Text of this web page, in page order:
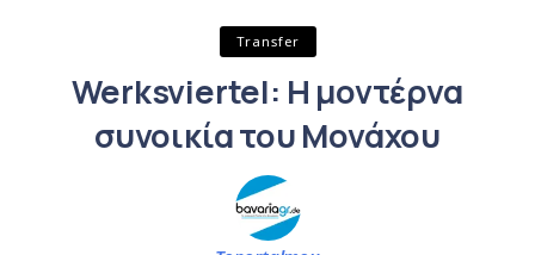
Transfer
Werksviertel: Η μοντέρνα
συνοικία του Μονάχου